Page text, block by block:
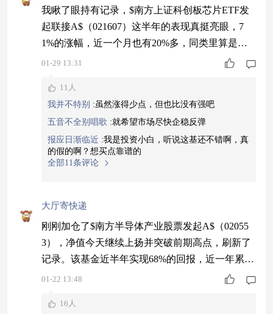
我瞅了眼持有记录，$南方上证科创板芯片ETF发
起联接A$（021607）这半年的表现真挺亮眼，7
1%的涨幅，近一个月也有20%多，同类里算是排
得上号的，价格刚创了新高。我又弄了点，总觉得
创板里干这行的，基础比较实在。现在行情不稳，
选这种指数产品不用费心选股，跟着指数步伐走就
成。短期可能来回晃荡，但长期来看，这类产品的
特点就是紧贴指数，费率也不高。这种主要
01-29 13:31
11人
我并不特别 :虽然涨得少点，但也比没有强吧
五音不全别唱歌 :就希望市场尽快企稳反弹
报应日渐临近 :我是投资小白，听说这基还不错啊，真
的假的啊？想买点靠谱的
全部11条评论
大厅寄快递
刚刚加仓了$南方半导体产业股票发起A$（02055
3），净值今天继续上扬并突破前期高点，刷新了
记录。该基金近半年实现68%的回报，近一年累计
87%，业绩排名靠前。市场当前的主线清晰聚焦于
代环节。行业周期复苏与本土化进程深化形成双重
01-22 13:48
16人